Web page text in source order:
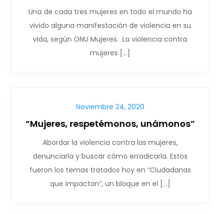
Una de cada tres mujeres en todo el mundo ha
vivido alguna manifestación de violencia en su
vida, según ONU Mujeres. La violencia contra
mujeres […]
Noviembre 24, 2020
“Mujeres, respetémonos, unámonos”
Abordar la violencia contra las mujeres,
denunciarla y buscar cómo erradicarla. Estos
fueron los temas tratados hoy en “Ciudadanas
que impactan”, un bloque en el […]